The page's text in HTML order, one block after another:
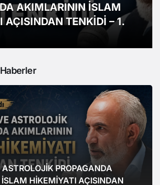
AKIMLARININ İSLAM
AÇISINDAN TENKİDİ – 1.
PROPAGANDA
HİKEMİYATI AÇISINDAN